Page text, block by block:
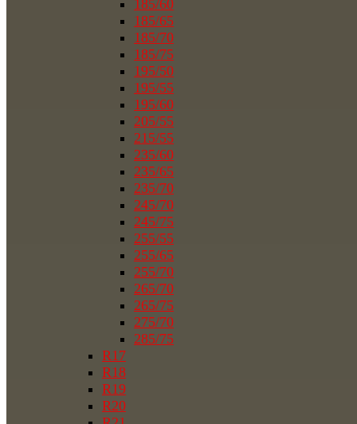
185/60
185/65
185/70
185/75
195/50
195/55
195/60
205/55
215/55
235/60
235/65
235/70
245/70
245/75
255/55
255/65
255/70
265/70
265/75
275/70
285/75
R17
R18
R19
R20